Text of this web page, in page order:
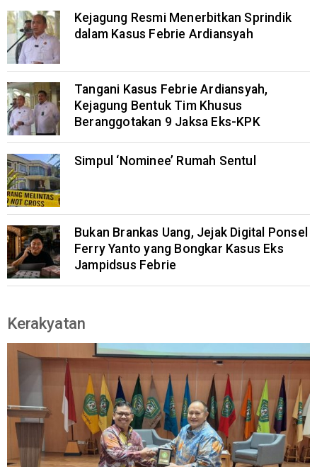
Kejagung Resmi Menerbitkan Sprindik
dalam Kasus Febrie Ardiansyah
Tangani Kasus Febrie Ardiansyah,
Kejagung Bentuk Tim Khusus
Beranggotakan 9 Jaksa Eks-KPK
Simpul ‘Nominee’ Rumah Sentul
Bukan Brankas Uang, Jejak Digital Ponsel
Ferry Yanto yang Bongkar Kasus Eks
Jampidsus Febrie
Kerakyatan